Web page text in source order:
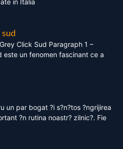
in Italia
Click Sud Paragraph 1 –
este un fenomen fascinant ce a
un par bogat ?i s?n?tos ?ngrijirea
?n rutina noastr? zilnic?. Fie